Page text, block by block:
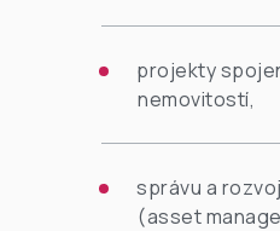
projekty
nemovitostí,
správu a
(asset